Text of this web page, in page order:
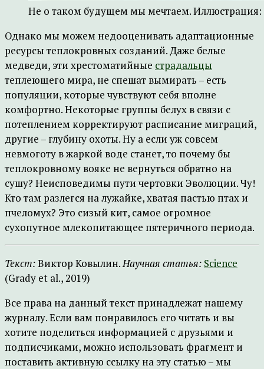
Не о таком будущем мы мечтаем. Иллюстрация:
Однако мы можем недооценивать адаптационные
ресурсы теплокровных созданий. Даже белые
медведи, эти хрестоматийные страдальцы
теплеющего мира, не спешат вымирать – есть
популяции, которые чувствуют себя вполне
комфортно. Некоторые группы белух в связи с
потеплением корректируют расписание миграций,
другие – глубину охоты. Ну а если уж совсем
невмоготу в жаркой воде станет, то почему бы
теплокровному вояке не вернуться обратно на
сушу? Неисповедимы пути чертовки Эволюции. Чу!
Кто там разлегся на лужайке, хватая пастью птах и
пчеломух? Это сизый кит, самое огромное
сухопутное млекопитающее пятеричного периода.
Текст:Виктор Ковылин.Научная статья: Science
(Grady et al., 2019)
Все права на данный текст принадлежат нашему
журналу. Если вам понравилось его читать и вы
хотите поделиться информацией с друзьями и
подписчиками, можно использовать фрагмент и
поставить активную ссылку на эту статью – мы